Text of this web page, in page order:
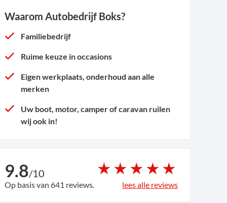
Waarom Autobedrijf Boks?
Familiebedrijf
Ruime keuze in occasions
Eigen werkplaats, onderhoud aan alle
merken
Uw boot, motor, camper of caravan ruilen
wij ook in!
9.8/10
Op basis van 641 reviews. lees alle reviews